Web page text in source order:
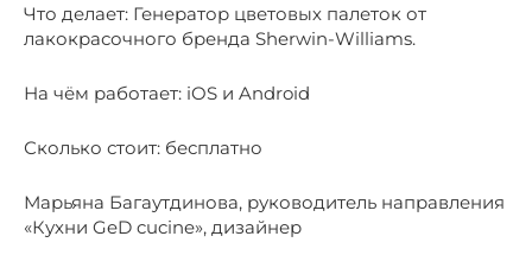
Что делает: Генератор цветовых палеток от
лакокрасочного бренда Sherwin-Williams.
На чём работает: iOS и Android
Сколько стоит: бесплатно
Марьяна Багаутдинова, руководитель направления
«Кухни GeD cucine», дизайнер